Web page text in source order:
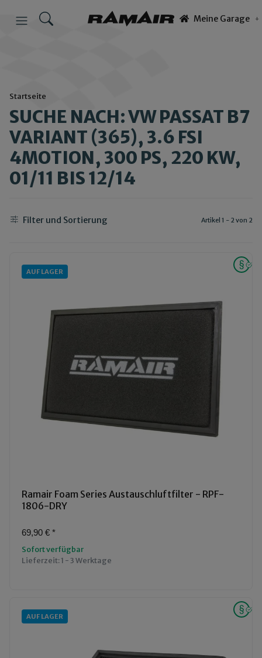
Meine Garage
Startseite
SUCHE NACH: VW PASSAT B7
VARIANT (365), 3.6 FSI
4MOTION, 300 PS, 220 KW,
01/11 BIS 12/14
Filter und Sortierung Artikel 1 - 2 von 2
AUF LAGER
Ramair Foam Series Austauschluftfilter - RPF-
1806-DRY
69,90 € *
Sofort verfügbar
Lieferzeit:1 - 3 Werktage
AUF LAGER